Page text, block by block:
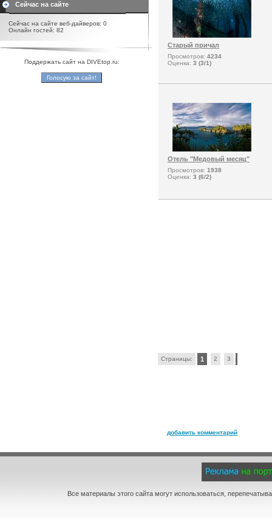
Сейчас на сайте
Сейчас на сайте веб-дайверов: 0
Онлайн гостей: 82
Поддержать сайт на DIVEtop.ru:
Старый причал
Просмотров: 4234
Оценка: 3 (3/1)
Отель "Медовый месяц"
Просмотров: 1938
Оценка: 3 (6/2)
Страницы: 1 2 3
добавить комментарий
Все материалы этого сайта могут использоваться,